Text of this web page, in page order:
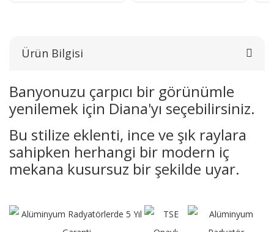
Ürün Bilgisi
Banyonuzu çarpıcı bir görünümle
yenilemek için Diana'yı seçebilirsiniz.
Bu stilize eklenti, ince ve şık raylara
sahipken herhangi bir modern iç
mekana kusursuz bir şekilde uyar.